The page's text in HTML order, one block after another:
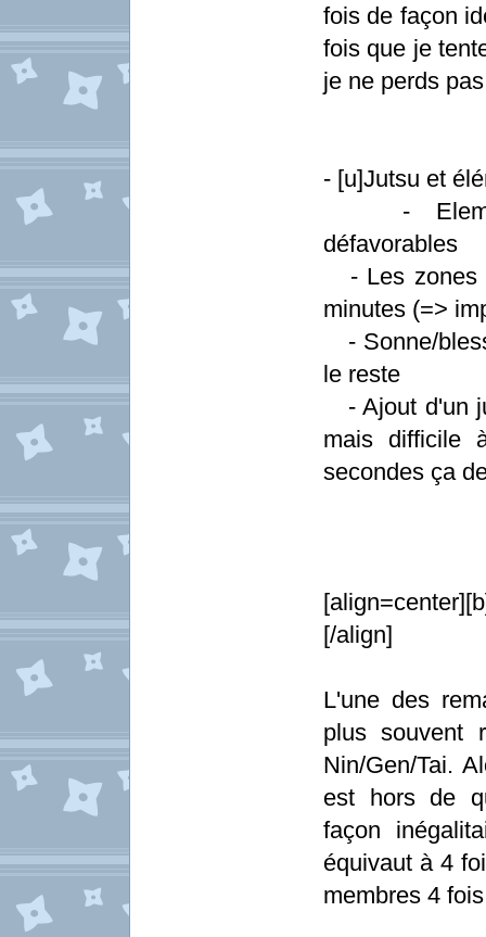
fois de façon
fois que je
je ne perds
- [u]Jutsu et
-
défavorables
- Les zones
minutes (=>
- Sonne/
le reste
- Ajout d'un
mais difficile
secondes ça
[/align]
L'une des
plus souvent
Nin/Gen/Tai.
est hors de
façon
équivaut à 4
membres 4